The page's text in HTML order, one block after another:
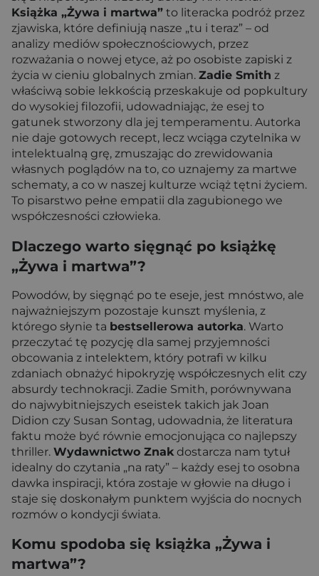
Książka „Żywa i martwa” to literacka podróż przez
zjawiska, które definiują nasze „tu i teraz” – od
analizy mediów społecznościowych, przez
rozważania o nowej etyce, aż po osobiste zapiski z
życia w cieniu globalnych zmian. Zadie Smith z
właściwą sobie lekkością przeskakuje od popkultury
do wysokiej filozofii, udowadniając, że esej to
gatunek stworzony dla jej temperamentu. Autorka
nie daje gotowych recept, lecz wciąga czytelnika w
intelektualną grę, zmuszając do zrewidowania
własnych poglądów na to, co uznajemy za martwe
schematy, a co w naszej kulturze wciąż tętni życiem.
To pisarstwo pełne empatii dla zagubionego we
współczesności człowieka.
Dlaczego warto sięgnąć po książkę
„Żywa i martwa”?
Powodów, by sięgnąć po te eseje, jest mnóstwo, ale
najważniejszym pozostaje kunszt myślenia, z
którego słynie ta bestsellerowa autorka. Warto
przeczytać tę pozycję dla samej przyjemności
obcowania z intelektem, który potrafi w kilku
zdaniach obnażyć hipokryzję współczesnych elit czy
absurdy technokracji. Zadie Smith, porównywana
do najwybitniejszych eseistek takich jak Joan
Didion czy Susan Sontag, udowadnia, że literatura
faktu może być równie emocjonująca co najlepszy
thriller. Wydawnictwo Znak dostarcza nam tytuł
idealny do czytania „na raty” – każdy esej to osobna
dawka inspiracji, która zostaje w głowie na długo i
staje się doskonałym punktem wyjścia do nocnych
rozmów o kondycji świata.
Komu spodoba się książka „Żywa i
martwa”?